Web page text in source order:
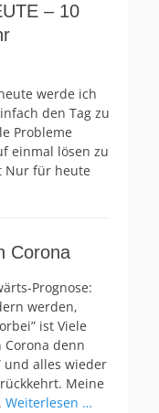
– 10
werde ich
den Tag zu
Probleme
einmal lösen zu
Nur für heute
Corona
Prognose:
werden,
ist Viele
denn
und alles wieder
Meine
Weiterlesen …